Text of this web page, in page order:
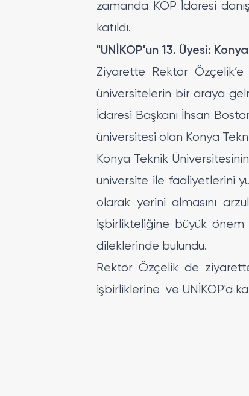
zamanda KOP İdaresi
katıldı.
"UNİKOP'un 13. Üyesi:
Ziyarette Rektör
üniversitelerin bir araya
İdaresi Başkanı İhsan
üniversitesi olan Konya
Konya Teknik
üniversite ile faaliyetlerini
olarak yerini almasını
işbirlikteliğine büyük
dileklerinde bulundu.
Rektör Özçelik de
işbirliklerine ve UNİKOP'a